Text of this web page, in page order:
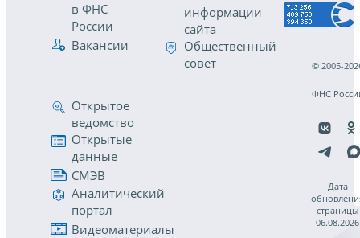
в ФНС
России
Вакансии
информации
сайта
Общественный
совет
Открытое
ведомство
Открытые
данные
СМЭВ
Аналитический
портал
Видеоматериалы
© 2005-
ФНС
Дата
страницы
06.08.2026